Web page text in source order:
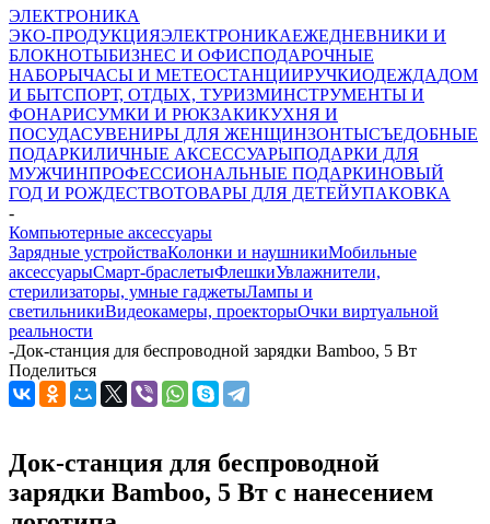
ЭЛЕКТРОНИКА
ЭКО-ПРОДУКЦИЯЭЛЕКТРОНИКАЕЖЕДНЕВНИКИ И
БЛОКНОТЫБИЗНЕС И ОФИСПОДАРОЧНЫЕ
НАБОРЫЧАСЫ И МЕТЕОСТАНЦИИРУЧКИОДЕЖДАДОМ
И БЫТСПОРТ, ОТДЫХ, ТУРИЗМИНСТРУМЕНТЫ И
ФОНАРИСУМКИ И РЮКЗАКИКУХНЯ И
ПОСУДАСУВЕНИРЫ ДЛЯ ЖЕНЩИНЗОНТЫСЪЕДОБНЫЕ
ПОДАРКИЛИЧНЫЕ АКСЕССУАРЫПОДАРКИ ДЛЯ
МУЖЧИНПРОФЕССИОНАЛЬНЫЕ ПОДАРКИНОВЫЙ
ГОД И РОЖДЕСТВОТОВАРЫ ДЛЯ ДЕТЕЙУПАКОВКА
-
Компьютерные аксессуары
Зарядные устройстваКолонки и наушникиМобильные
аксессуарыСмарт-браслетыФлешкиУвлажнители,
стерилизаторы, умные гаджетыЛампы и
светильникиВидеокамеры, проекторыОчки виртуальной
реальности
-Док-станция для беспроводной зарядки Bamboo, 5 Вт
Поделиться
Док-станция для беспроводной
зарядки Bamboo, 5 Вт с нанесением